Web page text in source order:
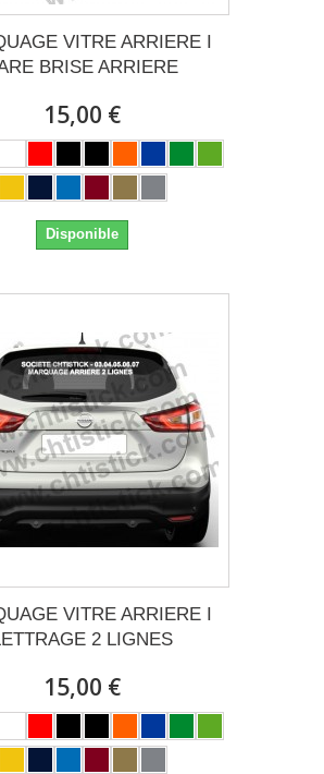
VITRE ARRIERE I
BRISE ARRIERE
15,00 €
Disponible
VITRE ARRIERE I
2 LIGNES
15,00 €